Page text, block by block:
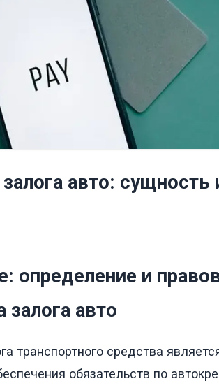
авто:
определение и
залога авто
транспортного средства
обязательств по